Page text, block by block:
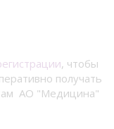
, чтобы
получать
АО "Медицина"